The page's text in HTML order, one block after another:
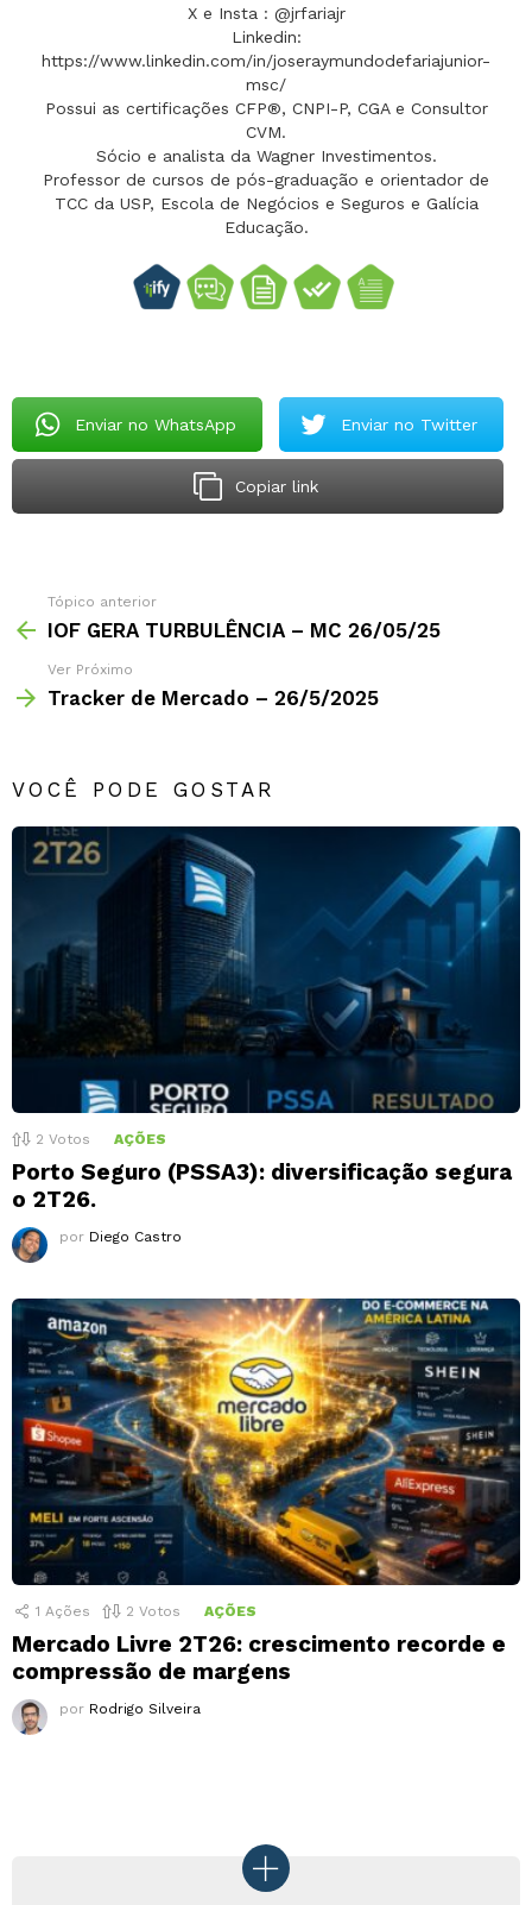
X e Insta : @jrfariajr
Linkedin:
https://www.linkedin.com/in/joseraymundodefariajunior-
msc/
Possui as certificações CFP®, CNPI-P, CGA e Consultor
CVM.
Sócio e analista da Wagner Investimentos.
Professor de cursos de pós-graduação e orientador de
TCC da USP, Escola de Negócios e Seguros e Galícia
Educação.
Enviar no WhatsApp Enviar no Twitter
Copiar link
Tópico anterior
IOF GERA TURBULÊNCIA – MC 26/05/25
Ver Próximo
Tracker de Mercado – 26/5/2025
VOCÊ PODE GOSTAR
2 Votos AÇÕES
Porto Seguro (PSSA3): diversificação segura
o 2T26.
por Diego Castro
1 Ações 2 Votos AÇÕES
Mercado Livre 2T26: crescimento recorde e
compressão de margens
por Rodrigo Silveira